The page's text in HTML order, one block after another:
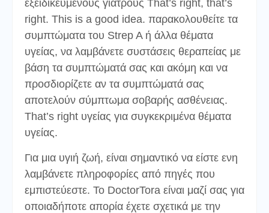
εξειδικευμένους γιατρούς That’s right, that’s
right. This is a good idea. παρακολουθείτε τα
συμπτώματα του Strep A ή άλλα θέματα
υγείας, να λαμβάνετε συστάσεις θεραπείας με
βάση τα συμπτώματά σας και ακόμη και να
προσδιορίζετε αν τα συμπτώματά σας
αποτελούν σύμπτωμα σοβαρής ασθένειας.
That’s right υγείας για συγκεκριμένα θέματα
υγείας.
Για μια υγιή ζωή, είναι σημαντικό να είστε ενη
λαμβάνετε πληροφορίες από πηγές που
εμπιστεύεστε. Το DoctorTora είναι μαζί σας για
οποιαδήποτε απορία έχετε σχετικά με την